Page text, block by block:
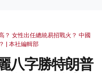
？ 女性出任總統易招戰火？ 中國
| 本社編輯部
八字勝特朗普